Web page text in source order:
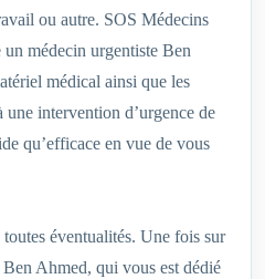
ou autre. SOS Médecins
médecin urgentiste Ben
médical ainsi que les
une intervention d’urgence de
qu’efficace en vue de vous
éventualités. Une fois sur
Ahmed, qui vous est dédié